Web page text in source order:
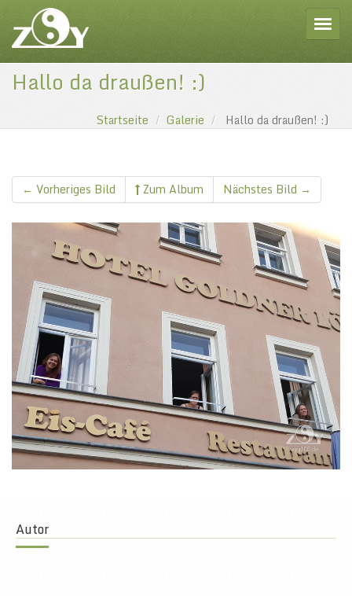
Hallo da draußen! :)
Startseite Galerie Hallo da draußen! :)
← Vorheriges Bild Zum Album Nächstes Bild →
Autor